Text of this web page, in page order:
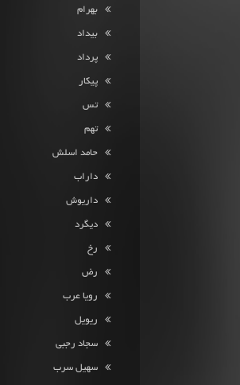
بهرام
بیداد
پرداد
پیکار
تس
تهم
حامد اسلش
داراب
داریوش
دیگرد
رخ
رض
رویا عرب
ریویل
سجاد رجبی
سهیل سرب